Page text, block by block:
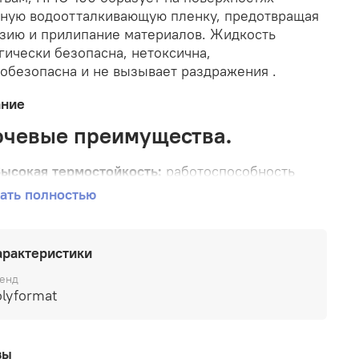
водоотталкивающую пленку, предотвращая
и прилипание материалов. Жидкость
безопасна, нетоксична,
и не вызывает раздражения .
преимущества.
термостойкость: работоспособность
при температурах до +200°C и выше
температура вспышки:
самых высоких показателей среди жидкостей
что критически важно для пожароопасных
полностью